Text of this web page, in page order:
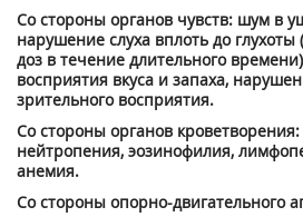
Со стороны органов чувств: шум в
нарушение слуха вплоть до
доз в течение длительного
восприятия вкуса и запаха,
зрительного восприятия.
Со стороны органов
нейтропения, эозинофилия,
анемия.
Со стороны опорно-двигательного